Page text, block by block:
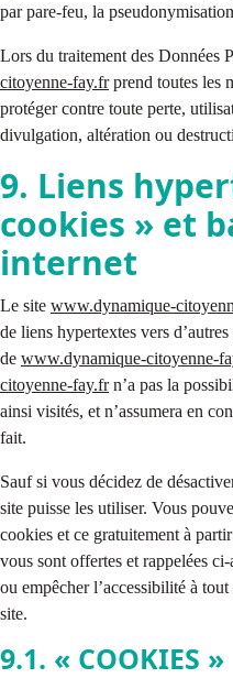
par pare-feu, la
Lors du traitement des Données
citoyenne-fay.frprend toutes les
protéger contre toute perte,
divulgation, altération ou
9. Liens
cookies » et
internet
Le site www.dynamique-
de liens hypertextes vers
de www.dynamique-citoyenne-
citoyenne-fay.frn’a pas la
ainsi visités, et n’assumera en
fait.
Sauf si vous décidez de
site puisse les utiliser. Vous
cookies et ce gratuitement à
vous sont offertes et rappelées
ou empêcher l’accessibilité à
site.
9.1. « COOKIES »